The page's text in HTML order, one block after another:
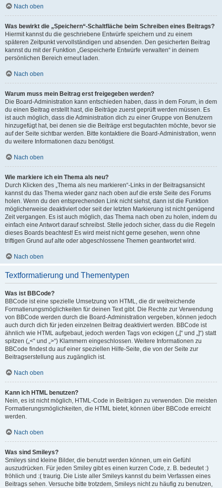
Nach oben
Was bewirkt die „Speichern“-Schaltfläche beim Schreiben eines Beitrags?
Hiermit kannst du die geschriebene Entwürfe speichern und zu einem
späteren Zeitpunkt vervollständigen und absenden. Den gesicherten Beitrag
kannst du mit der Funktion „Gespeicherte Entwürfe verwalten“ in deinem
persönlichen Bereich erneut laden.
Nach oben
Warum muss mein Beitrag erst freigegeben werden?
Die Board-Administration kann entschieden haben, dass in dem Forum, in dem
du einen Beitrag erstellt hast, die Beiträge zuerst geprüft werden müssen. Es
ist auch möglich, dass die Administration dich zu einer Gruppe von Benutzern
hinzugefügt hat, bei denen sie die Beiträge erst begutachten möchte, bevor sie
auf der Seite sichtbar werden. Bitte kontaktiere die Board-Administration, wenn
du weitere Informationen dazu benötigst.
Nach oben
Wie markiere ich ein Thema als neu?
Durch Klicken des „Thema als neu markieren“-Links in der Beitragsansicht
kannst du das Thema wieder ganz nach oben auf die erste Seite des Forums
holen. Wenn du den entsprechenden Link nicht siehst, dann ist die Funktion
möglicherweise deaktiviert oder seit der letzten Markierung ist nicht genügend
Zeit vergangen. Es ist auch möglich, das Thema nach oben zu holen, indem du
einfach eine Antwort darauf schreibst. Stelle jedoch sicher, dass du die Regeln
dieses Boards beachtest! Es wird meist nicht gerne gesehen, wenn ohne
triftigen Grund auf alte oder abgeschlossene Themen geantwortet wird.
Nach oben
Textformatierung und Thementypen
Was ist BBCode?
BBCode ist eine spezielle Umsetzung von HTML, die dir weitreichende
Formatierungsmöglichkeiten für deinen Text gibt. Die Rechte zur Verwendung
von BBCode werden durch die Board-Administration vergeben, können jedoch
auch durch dich für jeden einzelnen Beitrag deaktiviert werden. BBCode ist
ähnlich wie HTML aufgebaut, jedoch werden Tags von eckigen („[“ und „]“) statt
spitzen („<“ und „>“) Klammern eingeschlossen. Weitere Informationen zu
BBCode findest du auf einer speziellen Hilfe-Seite, die von der Seite zur
Beitragserstellung aus zugänglich ist.
Nach oben
Kann ich HTML benutzen?
Nein, es ist nicht möglich, HTML-Code in Beiträgen zu verwenden. Die meisten
Formatierungsmöglichkeiten, die HTML bietet, können über BBCode erreicht
werden.
Nach oben
Was sind Smileys?
Smileys sind kleine Bilder, die benutzt werden können, um ein Gefühl
auszudrücken. Für jeden Smiley gibt es einen kurzen Code, z. B. bedeutet :)
fröhlich und :( traurig. Die Liste aller Smileys kannst du beim Verfassen eines
Beitrags sehen. Versuche bitte trotzdem, Smileys nicht zu häufig zu benutzen,